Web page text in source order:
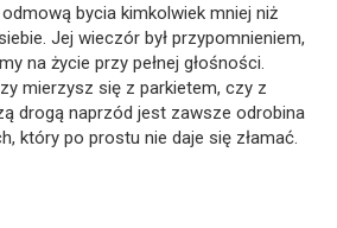
bycia kimkolwiek mniej niż
Jej wieczór był przypomnieniem,
na życie przy pełnej głośności.
mierzysz się z parkietem, czy z
drogą naprzód jest zawsze odrobina
który po prostu nie daje się złamać.